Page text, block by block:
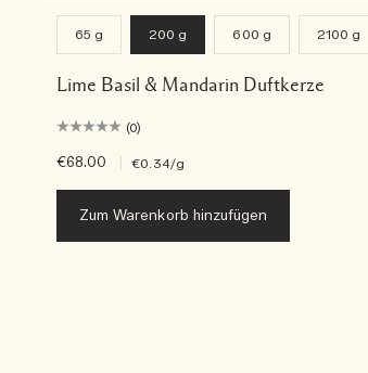
65 g 200 g 600 g 2100 g
Lime Basil & Mandarin Duftkerze
(0)
€68.00 €0.34/g
Zum Warenkorb hinzufügen